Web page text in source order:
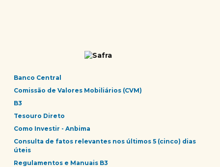
Banco Central
Comissão de Valores Mobiliários (CVM)
B3
Tesouro Direto
Como Investir - Anbima
Consulta de fatos relevantes nos últimos 5 (cinco) dias
úteis
Regulamentos e Manuais B3